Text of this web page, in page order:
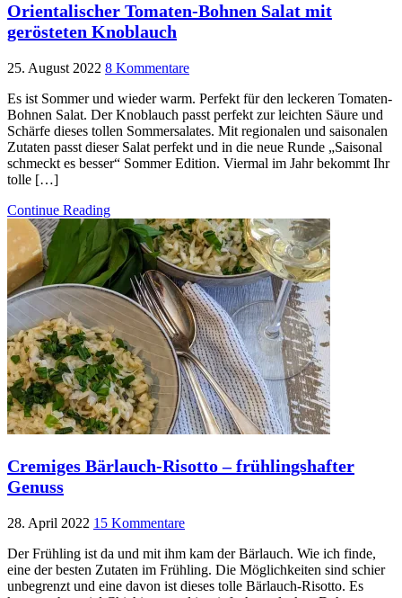
Orientalischer Tomaten-Bohnen Salat mit
gerösteten Knoblauch
25. August 2022 8 Kommentare
Es ist Sommer und wieder warm. Perfekt für den leckeren Tomaten-
Bohnen Salat. Der Knoblauch passt perfekt zur leichten Säure und
Schärfe dieses tollen Sommersalates. Mit regionalen und saisonalen
Zutaten passt dieser Salat perfekt und in die neue Runde „Saisonal
schmeckt es besser“ Sommer Edition. Viermal im Jahr bekommt Ihr
tolle […]
Continue Reading
Cremiges Bärlauch-Risotto – frühlingshafter
Genuss
28. April 2022 15 Kommentare
Der Frühling ist da und mit ihm kam der Bärlauch. Wie ich finde,
eine der besten Zutaten im Frühling. Die Möglichkeiten sind schier
unbegrenzt und eine davon ist dieses tolle Bärlauch-Risotto. Es